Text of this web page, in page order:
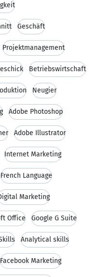
Geschäft
Projektmanagement
Betriebswirtschaft
Neugier
Adobe Photoshop
Adobe Illustrator
Internet Marketing
French Language
Marketing
Office Google G Suite
Analytical skills
Facebook Marketing